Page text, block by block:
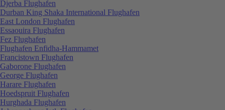
Djerba Flughafen
Durban King Shaka International Flughafen
East London Flughafen
Essaouira Flughafen
Fez Flughafen
Flughafen Enfidha-Hammamet
Francistown Flughafen
Gaborone Flughafen
George Flughafen
Harare Flughafen
Hoedspruit Flughafen
Hurghada Flughafen